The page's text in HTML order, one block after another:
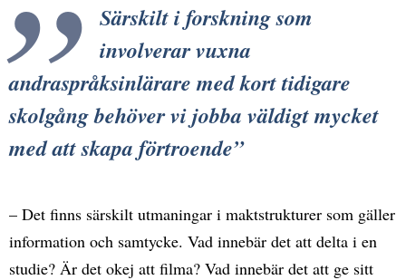
Särskilt i forskning som
involverar vuxna
andraspråksinlärare med kort tidigare
skolgång behöver vi jobba väldigt mycket
med att skapa förtroende
– Det finns särskilt utmaningar i maktstrukturer som gäller
information och samtycke. Vad innebär det att delta i en
studie? Är det okej att filma? Vad innebär det att ge sitt